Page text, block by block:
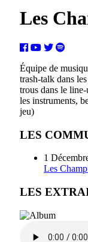
Les
Équipe de
trash-talk dans
trous dans le
les instruments,
jeu)
LES
1
Les
LES